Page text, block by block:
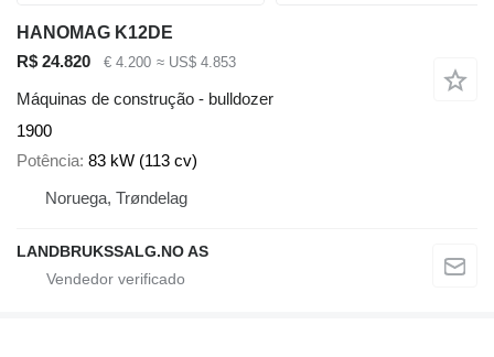
HANOMAG K12DE
R$ 24.820
€ 4.200 ≈ US$ 4.853
Máquinas de construção - bulldozer
1900
Potência 83 kW (113 cv)
Noruega, Trøndelag
LANDBRUKSSALG.NO AS